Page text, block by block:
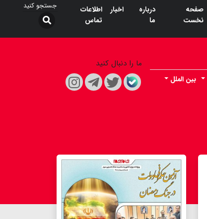
صفحه
نخست
درباره
ما
اخبار
اطلاعات
تماس
بین الملل
ما را دنبال کنید